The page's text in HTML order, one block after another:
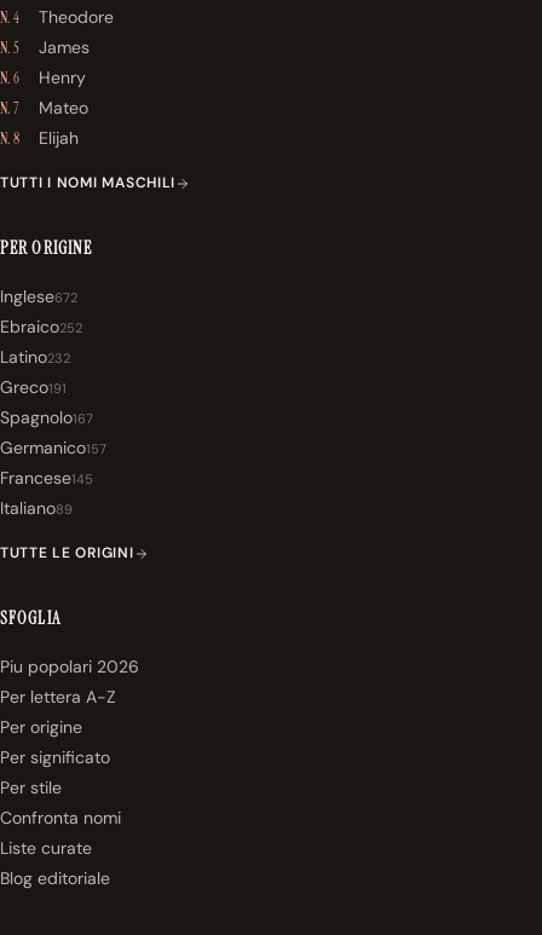
N. 4 Theodore
N. 5 James
N. 6 Henry
N. 7 Mateo
N. 8 Elijah
TUTTI I NOMI MASCHILI
PER ORIGINE
Inglese672
Ebraico252
Latino232
Greco191
Spagnolo167
Germanico157
Francese145
Italiano89
TUTTE LE ORIGINI
SFOGLIA
Piu popolari 2026
Per lettera A-Z
Per origine
Per significato
Per stile
Confronta nomi
Liste curate
Blog editoriale